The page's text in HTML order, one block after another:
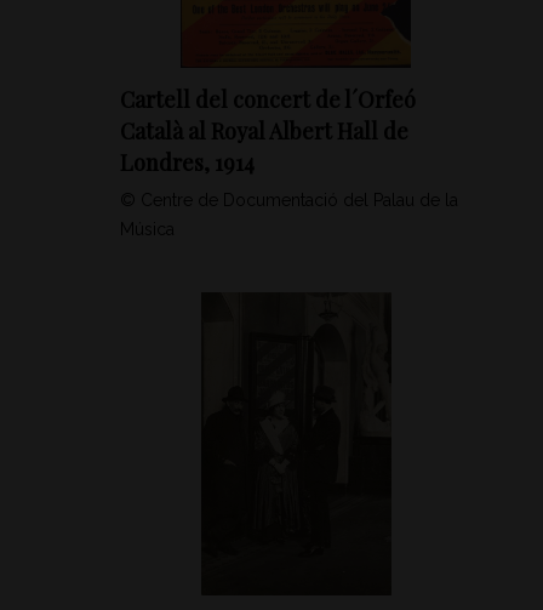
Cartell del concert de l´Orfeó
Català al Royal Albert Hall de
Londres, 1914
© Centre de Documentació del Palau de la
Música